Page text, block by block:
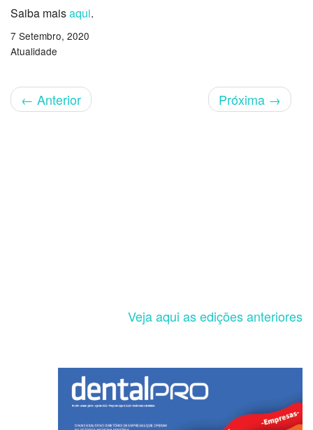
Saiba maisaqui.
7 Setembro, 2020
Atualidade
← Anterior Próxima →
Veja aqui as edições anteriores